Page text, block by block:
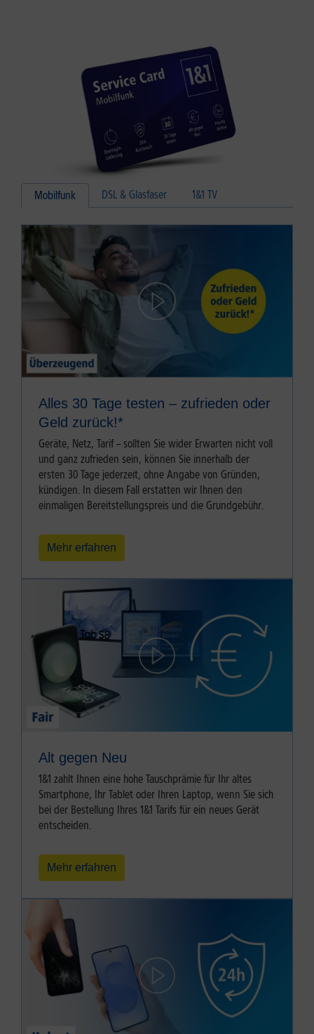
Mobilfunk DSL & Glasfaser 1&1 TV
Alles 30 Tage testen – zufrieden oder
Geld zurück!⁠*
Geräte, Netz, Tarif – sollten Sie wider Erwarten nicht voll
und ganz zufrieden sein, können Sie innerhalb der
ersten 30 Tage jederzeit, ohne Angabe von Gründen,
kündigen. In diesem Fall erstatten wir Ihnen den
einmaligen Bereitstellungspreis und die Grundgebühr.
Mehr erfahren
Alt gegen Neu
1&1 zahlt Ihnen eine hohe Tauschprämie für Ihr altes
Smartphone, Ihr Tablet oder Ihren Laptop, wenn Sie sich
bei der Bestellung Ihres 1&1 Tarifs für ein neues Gerät
entscheiden.
Mehr erfahren